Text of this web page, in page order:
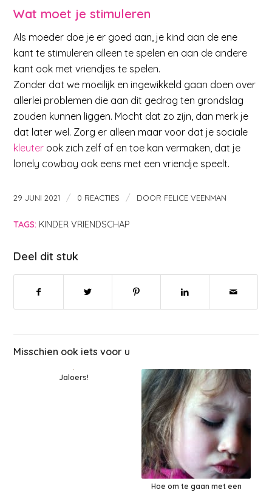
Wat moet je stimuleren
Als moeder doe je er goed aan, je kind aan de ene
kant te stimuleren alleen te spelen en aan de andere
kant ook met vriendjes te spelen.
Zonder dat we moeilijk en ingewikkeld gaan doen over
allerlei problemen die aan dit gedrag ten grondslag
zouden kunnen liggen. Mocht dat zo zijn, dan merk je
dat later wel. Zorg er alleen maar voor dat je sociale
kleuter ook zich zelf af en toe kan vermaken, dat je
lonely cowboy ook eens met een vriendje speelt.
29 JUNI 2021 / 0 REACTIES / DOOR FELICE VEENMAN
TAGS: KINDER VRIENDSCHAP
Deel dit stuk
Misschien ook iets voor u
Jaloers!
Hoe om te gaan met een